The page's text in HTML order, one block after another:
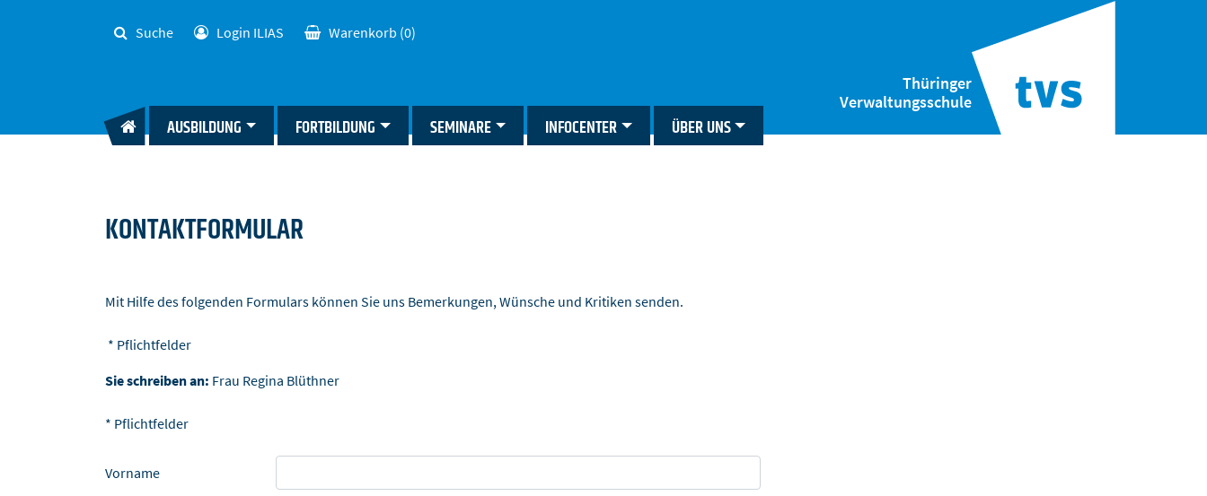
Thüringer
Verwaltungsschule
Suche Login ILIAS Warenkorb (0)
AUSBILDUNG FORTBILDUNG SEMINARE INFOCENTER ÜBER UNS
KONTAKTFORMULAR
Mit Hilfe des folgenden Formulars können Sie uns Bemerkungen, Wünsche und Kritiken senden.
* Pflichtfelder
Sie schreiben an: Frau Regina Blüthner
* Pflichtfelder
Vorname